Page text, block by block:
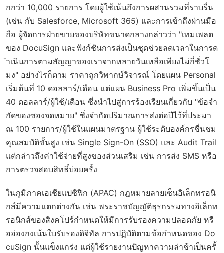
กกว่า 10,000 รายการ โดยผู้ใช้เน้นถึงการผสานรวมที่ราบรื่น
(เช่น กับ Salesforce, Microsoft 365) และการเข้าถึงผ่านมือ
ถือ ผู้จัดการฝ่ายขายของบริษัทขนาดกลางกล่าวว่า "เทมเพลต
ของ DocuSign และฟังก์ชันการส่งเป็นชุดช่วยลดเวลาในการด
ำเนินการตามสัญญาของเราจากหลายวันเหลือเพียงไม่กี่ชั่วโ
มง" อย่างไรก็ตาม ราคาถูกวิพากษ์วิจารณ์ โดยแผน Personal
เริ่มต้นที่ 10 ดอลลาร์/เดือน แต่แผน Business Pro เพิ่มขึ้นเป็น
40 ดอลลาร์/ผู้ใช้/เดือน ซึ่งนำไปสู่การร้องเรียนเกี่ยวกับ "ข้อจำ
กัดของซองจดหมาย" ซึ่งจำกัดปริมาณการส่งต่อปีไว้ที่ประมา
ณ 100 รายการ/ผู้ใช้ในแผนมาตรฐาน ผู้ใช้ระดับองค์กรชื่นชม
คุณสมบัติขั้นสูง เช่น Single Sign-On (SSO) และ Audit Trail
แต่กล่าวถึงค่าใช้จ่ายที่สูงของส่วนเสริม เช่น การส่ง SMS หรือ
การตรวจสอบสิทธิ์บ่อยครั้ง
ในภูมิภาคเอเชียแปซิฟิก (APAC) กฎหมายลายเซ็นอิเล็กทรอนิ
กส์มีความแตกต่างกัน เช่น พระราชบัญญัติธุรกรรมทางอิเล็กท
รอนิกส์ของสิงคโปร์กำหนดให้มีการรับรองความปลอดภัย หรื
อฮ่องกงเน้นใบรับรองดิจิทัล การปฏิบัติตามข้อกำหนดของ Do
cuSign นั้นแข็งแกร่ง แต่ผู้ใช้รายงานปัญหาความล่าช้าเป็นครั้